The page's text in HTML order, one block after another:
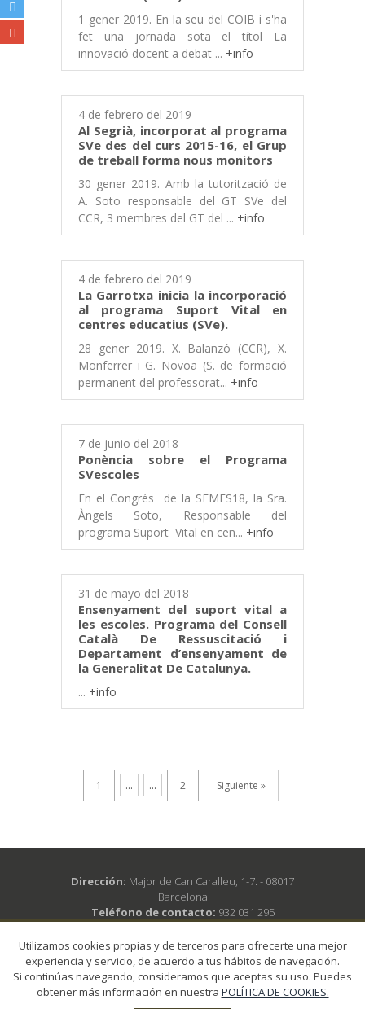
1 gener 2019. En la seu del COIB i s'ha
fet una jornada sota el títol La
innovació docent a debat ... +info
4 de febrero del 2019
Al Segrià, incorporat al programa
SVe des del curs 2015-16, el Grup
de treball forma nous monitors
30 gener 2019. Amb la tutorització de
A. Soto responsable del GT SVe del
CCR, 3 membres del GT del ... +info
4 de febrero del 2019
La Garrotxa inicia la incorporació
al programa Suport Vital en
centres educatius (SVe).
28 gener 2019. X. Balanzó (CCR), X.
Monferrer i G. Novoa (S. de formació
permanent del professorat... +info
7 de junio del 2018
Ponència sobre el Programa
SVescoles
En el Congrés de la SEMES18, la Sra.
Àngels Soto, Responsable del
programa Suport Vital en cen... +info
31 de mayo del 2018
Ensenyament del suport vital a
les escoles. Programa del Consell
Català De Ressuscitació i
Departament d’ensenyament de
la Generalitat De Catalunya.
... +info
1 ... ... 2 Siguiente »
Dirección: Major de Can Caralleu, 1-7. - 08017
Barcelona
Teléfono de contacto: 932 031 295
Horario de atención:De lunes a viernes de 10 a 12h
y también los martes y los jueves de 16 a 18h
Utilizamos cookies propias y de terceros para ofrecerte una mejor
experiencia y servicio, de acuerdo a tus hábitos de navegación.
Si continúas navegando, consideramos que aceptas su uso. Puedes
obtener más información en nuestra POLÍTICA DE COOKIES.